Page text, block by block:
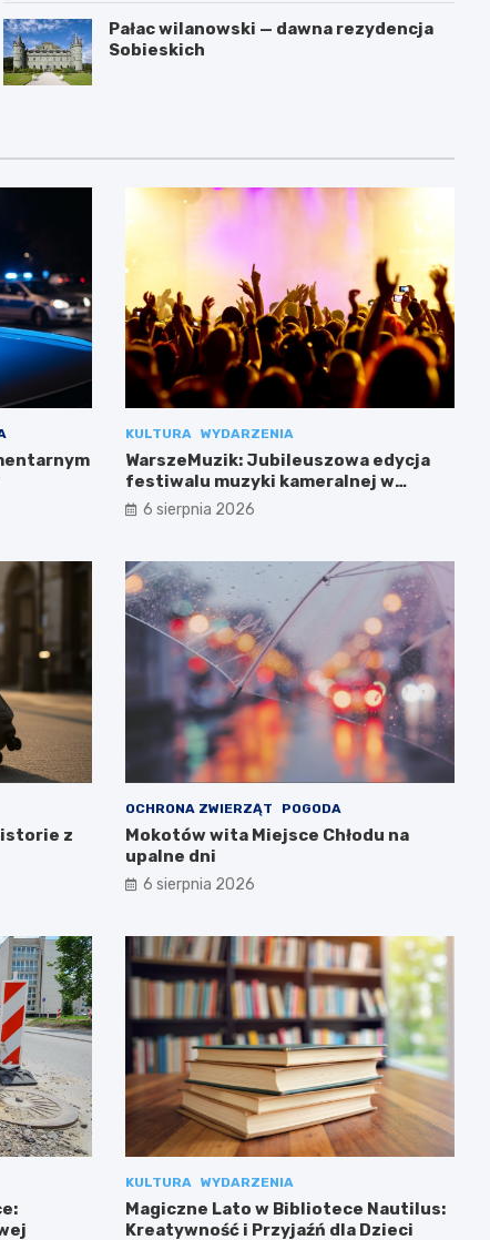
Pałac wilanowski — dawna rezydencja
Sobieskich
KULTURA WYDARZENIA
WarszeMuzik: Jubileuszowa edycja
festiwalu muzyki kameralnej w
Warszawie
6 sierpnia 2026
z
OCHRONA ZWIERZĄT POGODA
Mokotów wita Miejsce Chłodu na
upalne dni
6 sierpnia 2026
KULTURA WYDARZENIA
Magiczne Lato w Bibliotece Nautilus:
Kreatywność i Przyjaźń dla Dzieci